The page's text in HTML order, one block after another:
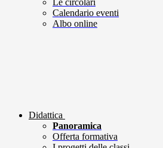
Le circolari
Calendario eventi
Albo online
Didattica
Panoramica
Offerta formativa